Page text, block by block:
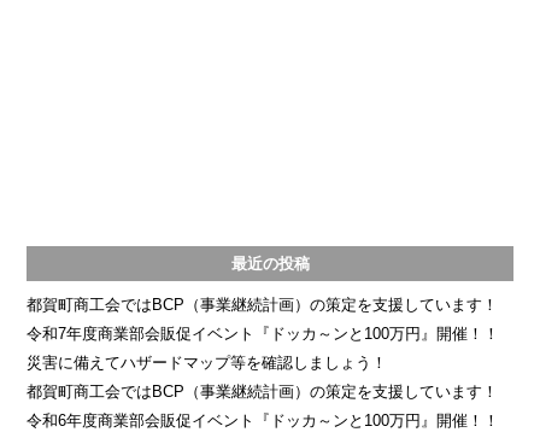
最近の投稿
都賀町商工会ではBCP（事業継続計画）の策定を支援しています！
令和7年度商業部会販促イベント『ドッカ～ンと100万円』開催！！
災害に備えてハザードマップ等を確認しましょう！
都賀町商工会ではBCP（事業継続計画）の策定を支援しています！
令和6年度商業部会販促イベント『ドッカ～ンと100万円』開催！！